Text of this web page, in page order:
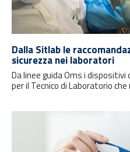
Dalla Sitlab le
sicurezza nei laboratori
Da linee guida Oms i
per il Tecnico di Laboratorio